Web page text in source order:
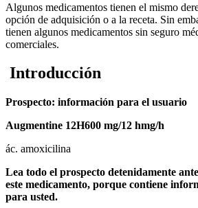
Algunos medicamentos tienen el mismo
opción de adquisición o a la receta. Sin
tienen algunos medicamentos sin seguro
comerciales.
Introducción
Prospecto: información para el usuario
Augmentine 12H600 mg/12 hmg/h
ác. amoxicilina
Lea todo el prospecto detenidamente
este medicamento, porque contiene
para usted.